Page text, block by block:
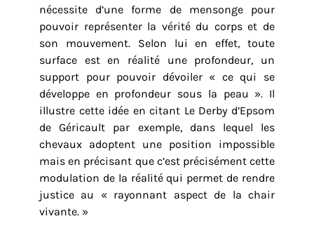
nécessite d’une forme de mensonge pour
pouvoir représenter la vérité du corps et de
son mouvement. Selon lui en effet, toute
surface est en réalité une profondeur, un
support pour pouvoir dévoiler « ce qui se
développe en profondeur sous la peau ». Il
illustre cette idée en citant Le Derby d’Epsom
de Géricault par exemple, dans lequel les
chevaux adoptent une position impossible
mais en précisant que c’est précisément cette
modulation de la réalité qui permet de rendre
justice au « rayonnant aspect de la chair
vivante. »